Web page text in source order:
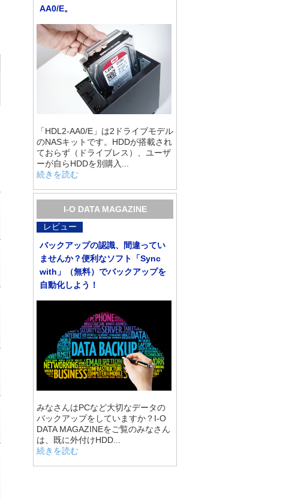
AA0/E。
「HDL2-AA0/E」は2ドライブモデル
のNASキットです。HDDが搭載され
ておらず（ドライブレス）、ユーザ
ーが自らHDDを別購入...
続きを読む
I-O DATA MAGAZINE
レビュー
バックアップの認識、間違ってい
ませんか？便利なソフト「Sync
with」（無料）でバックアップを
自動化しよう！
みなさんはPCなど大切なデータの
バックアップをしていますか？I-O
DATA MAGAZINEをご覧のみなさん
は、既に外付けHDD...
続きを読む